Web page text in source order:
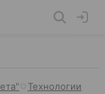
Технологии